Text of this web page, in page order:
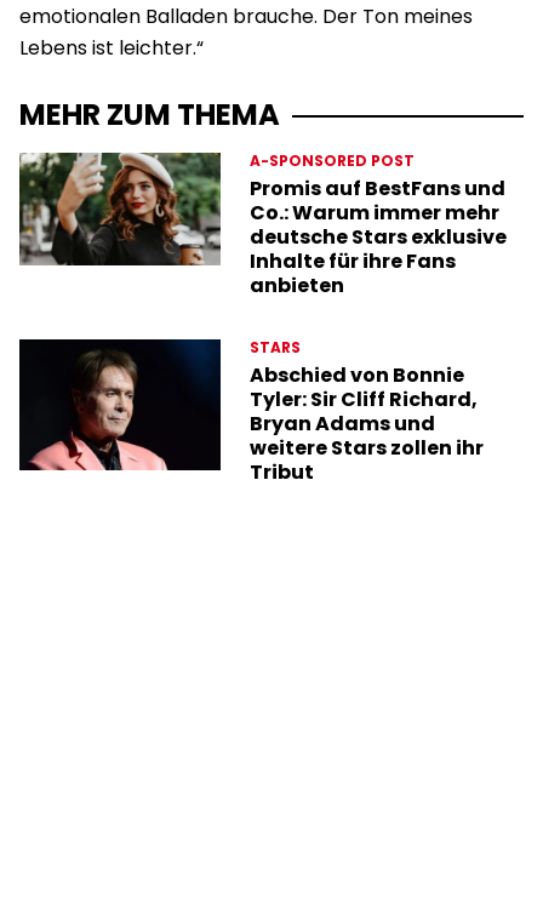
emotionalen Balladen brauche. Der Ton meines
Lebens ist leichter.“
MEHR ZUM THEMA
A-SPONSORED POST
Promis auf BestFans und
Co.: Warum immer mehr
deutsche Stars exklusive
Inhalte für ihre Fans
anbieten
STARS
Abschied von Bonnie
Tyler: Sir Cliff Richard,
Bryan Adams und
weitere Stars zollen ihr
Tribut